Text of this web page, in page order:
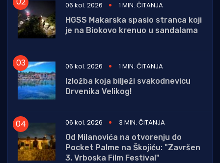
06 kol. 2026
1 MIN. ČITANJA
HGSS Makarska spasio stranca koji
je na Biokovo krenuo u sandalama
06 kol. 2026
1 MIN. ČITANJA
Izložba koja bilježi svakodnevicu
Drvenika Velikog!
06 kol. 2026
3 MIN. ČITANJA
Od Milanovića na otvorenju do
Pocket Palme na Škojiću: "Završen
3. Vrboska Film Festival"